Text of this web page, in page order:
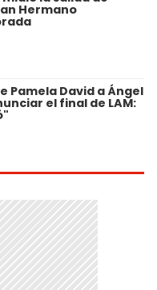
Hermano
Pamela David a Ángel
el final de LAM: